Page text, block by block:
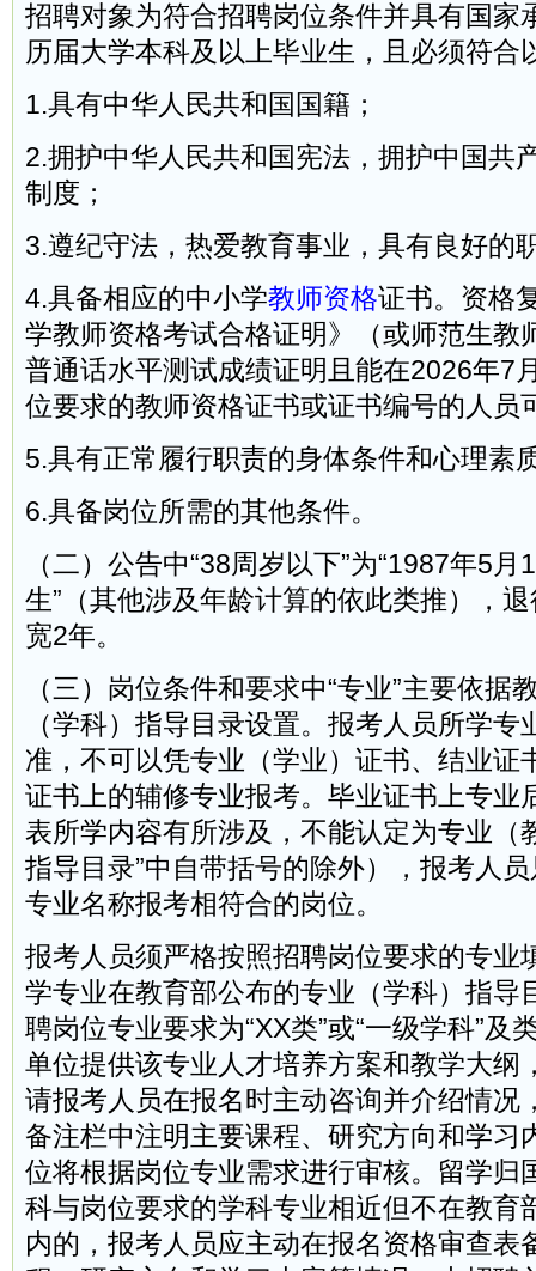
招聘对象为符合招聘岗位条件并具有国家
历届大学本科及以上毕业生，且必须符合
1.具有中华人民共和国国籍；
2.拥护中华人民共和国宪法，拥护中国共
制度；
3.遵纪守法，热爱教育事业，具有良好的
4.具备相应的中小学教师资格证书。资格
学教师资格考试合格证明》（或师范生教
普通话水平测试成绩证明且能在2026年7
位要求的教师资格证书或证书编号的人员
5.具有正常履行职责的身体条件和心理素
6.具备岗位所需的其他条件。
（二）公告中“38周岁以下”为“1987年5
生”（其他涉及年龄计算的依此类推），
宽2年。
（三）岗位条件和要求中“专业”主要依据
（学科）指导目录设置。报考人员所学
准，不可以凭专业（学业）证书、结业证
证书上的辅修专业报考。毕业证书上专业
表所学内容有所涉及，不能认定为专业（
指导目录”中自带括号的除外），报考人
专业名称报考相符合的岗位。
报考人员须严格按照招聘岗位要求的专业
学专业在教育部公布的专业（学科）指导
聘岗位专业要求为“XX类”或“一级学科”及
单位提供该专业人才培养方案和教学大纲
请报考人员在报名时主动咨询并介绍情况
备注栏中注明主要课程、研究方向和学习
位将根据岗位专业需求进行审核。留学归
科与岗位要求的学科专业相近但不在教育
内的，报考人员应主动在报名资格审查表